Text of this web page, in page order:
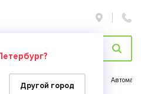
Другой город